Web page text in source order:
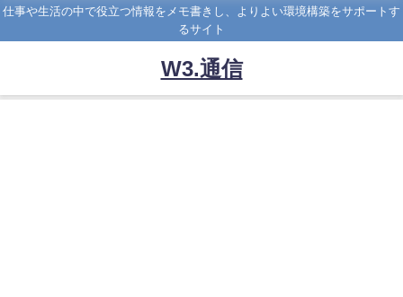
仕事や生活の中で役立つ情報をメモ書きし、よりよい環境構築をサポートす
るサイト
W3.通信